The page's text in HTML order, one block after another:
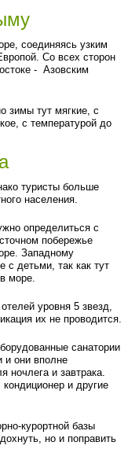
соединяясь узким
Со всех сторон
- Азовским
зимы тут мягкие, с
с температурой до
туристы больше
населения.
определиться с
побережье
Западному
детьми, так как тут
море.
уровня 5 звезд,
их не проводится.
санатории
и они вполне
ночлега и завтрака.
и другие
курортной базы
но и поправить